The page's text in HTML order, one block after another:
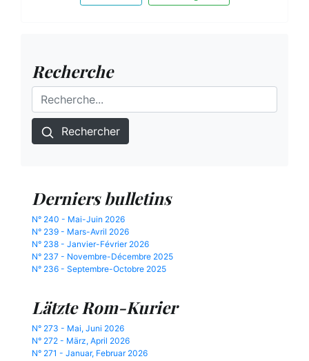
Recherche
Rechercher
Derniers bulletins
N° 240 - Mai-Juin 2026
N° 239 - Mars-Avril 2026
N° 238 - Janvier-Février 2026
N° 237 - Novembre-Décembre 2025
N° 236 - Septembre-Octobre 2025
Lätzte Rom-Kurier
N° 273 - Mai, Juni 2026
N° 272 - März, April 2026
N° 271 - Januar, Februar 2026